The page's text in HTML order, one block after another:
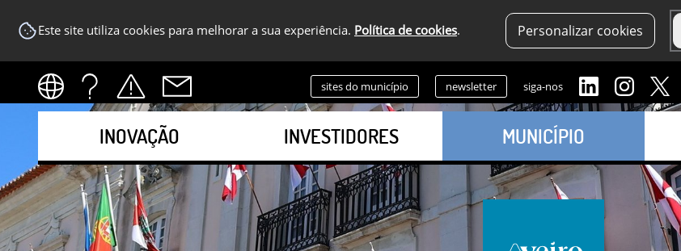
Este site utiliza cookies para melhorar a sua experiência. Política de cookies. Personalizar cookies
sites do município newsletter siga-nos
INOVAÇÃO INVESTIDORES MUNICÍPIO